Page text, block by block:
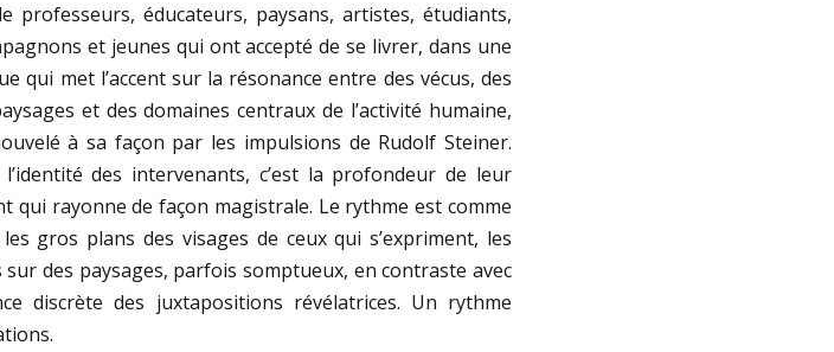
professeurs, éducateurs, paysans, artistes, étudiants,
et jeunes qui ont accepté de se livrer, dans une
qui met l’accent sur la résonance entre des vécus, des
et des domaines centraux de l’activité humaine,
à sa façon par les impulsions de Rudolf Steiner.
des intervenants, c’est la profondeur de leur
qui rayonne de façon magistrale. Le rythme est comme
gros plans des visages de ceux qui s’expriment, les
sur des paysages, parfois somptueux, en contraste avec
discrète des juxtapositions révélatrices. Un rythme